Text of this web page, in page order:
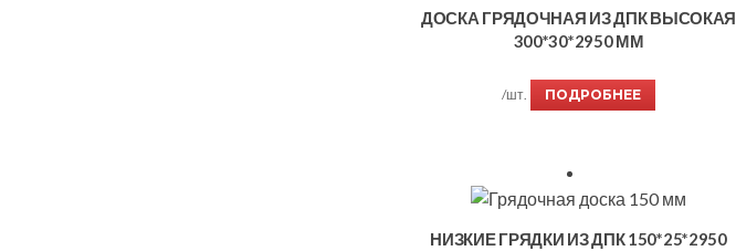
ДОСКА ГРЯДОЧНАЯ ИЗ ДПК ВЫСОКАЯ
300*30*2950 ММ
/шт. ПОДРОБНЕЕ
НИЗКИЕ ГРЯДКИ ИЗ ДПК 150*25*2950